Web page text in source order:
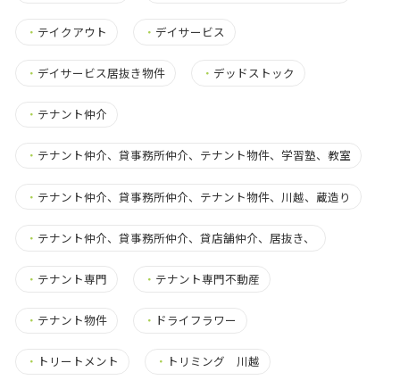
・ テイクアウト ・ デイサービス
・ デイサービス居抜き物件 ・ デッドストック
・ テナント仲介
・ テナント仲介、貸事務所仲介、テナント物件、学習塾、教室
・ テナント仲介、貸事務所仲介、テナント物件、川越、蔵造り
・ テナント仲介、貸事務所仲介、貸店舗仲介、居抜き、
・ テナント専門 ・ テナント専門不動産
・ テナント物件 ・ ドライフラワー
・ トリートメント ・ トリミング 川越